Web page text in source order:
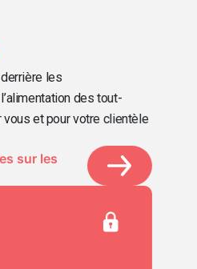
les
des tout-
et pour votre clientèle
sur les